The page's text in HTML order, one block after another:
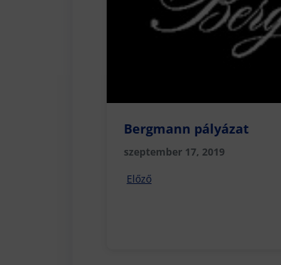
Bergmann pályázat
szeptember 17, 2019
Előző